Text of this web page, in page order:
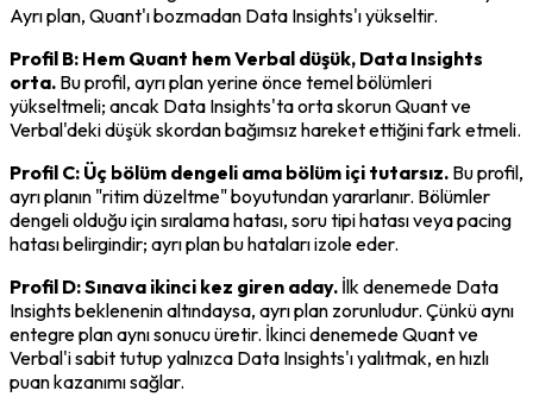
Ayrı plan, Quant'ı bozmadan Data Insights'ı yükseltir.
Profil B: Hem Quant hem Verbal düşük, Data Insights
orta. Bu profil, ayrı plan yerine önce temel bölümleri
yükseltmeli; ancak Data Insights'ta orta skorun Quant ve
Verbal'deki düşük skordan bağımsız hareket ettiğini fark etmeli.
Profil C: Üç bölüm dengeli ama bölüm içi tutarsız. Bu profil,
ayrı planın "ritim düzeltme" boyutundan yararlanır. Bölümler
dengeli olduğu için sıralama hatası, soru tipi hatası veya pacing
hatası belirgindir; ayrı plan bu hataları izole eder.
Profil D: Sınava ikinci kez giren aday. İlk denemede Data
Insights beklenenin altındaysa, ayrı plan zorunludur. Çünkü aynı
entegre plan aynı sonucu üretir. İkinci denemede Quant ve
Verbal'i sabit tutup yalnızca Data Insights'ı yalıtmak, en hızlı
puan kazanımı sağlar.